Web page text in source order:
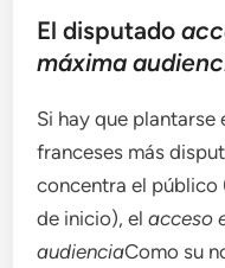
El disputado
máxima
Si hay que
franceses más
concentra el público
de inicio), elacceso
audienciaComo su